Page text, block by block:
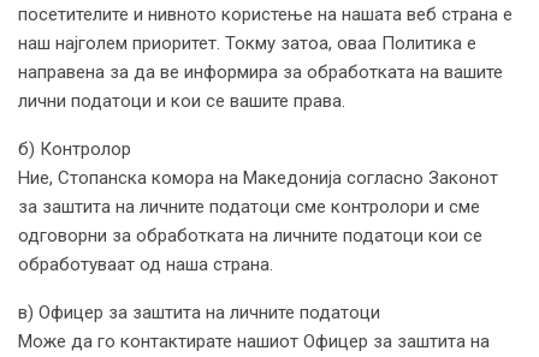
посетителите и нивното користење на нашата веб страна е
наш најголем приоритет. Токму затоа, оваа Политика е
направена за да ве информира за обработката на вашите
лични податоци и кои се вашите права.
б) Контролор
Ние, Стопанска комора на Македонија согласно Законот
за заштита на личните податоци сме контролори и сме
одговорни за обработката на личните податоци кои се
обработуваат од наша страна.
в) Офицер за заштита на личните податоци
Може да го контактирате нашиот Офицер за заштита на